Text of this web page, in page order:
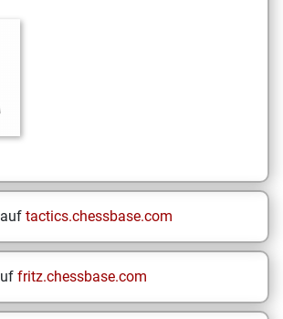
tactics.chessbase.com
fritz.chessbase.com